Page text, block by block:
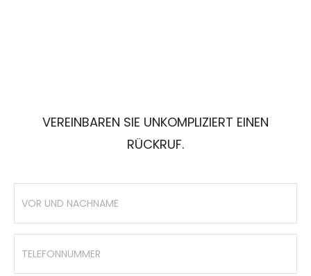
VEREINBAREN SIE UNKOMPLIZIERT EINEN
RÜCKRUF.